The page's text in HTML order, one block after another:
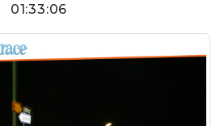
01:33:06